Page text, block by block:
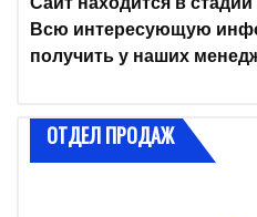
Всю интересующую
получить у наших
ОТДЕЛ ПРОДАЖ